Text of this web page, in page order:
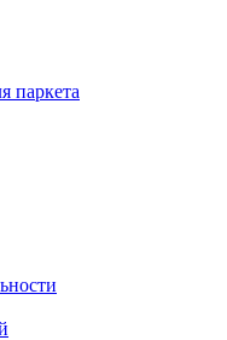
паркета